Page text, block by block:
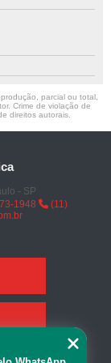
parcial ou total,
Crime de violação de
direitos autorais
- SP
1948
(11)